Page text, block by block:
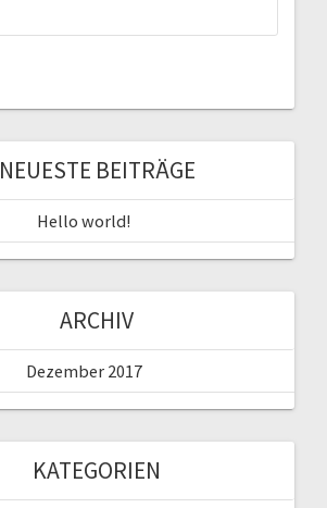
NEUESTE BEITRÄGE
Hello world!
ARCHIV
Dezember 2017
KATEGORIEN